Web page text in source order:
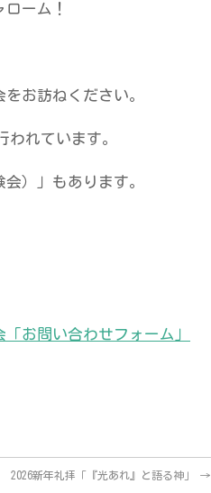
ーム！
お訪ねください。
われています。
）」もあります。
お問い合わせフォーム」
2026新年礼拝「『光あれ』と語る神」 →